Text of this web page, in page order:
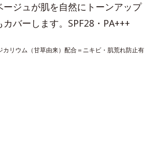
ージュが肌を自然にトーンアップ
バーします。SPF28・PA+++
リウム（甘草由来）配合＝ニキビ・肌荒れ防止有